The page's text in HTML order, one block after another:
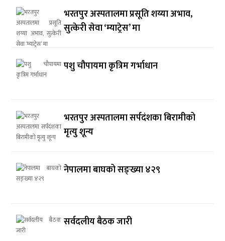
भरतपुर अस्पतालमा प्रसूति शय्या अभाव,
सुत्केरी सेवा ‘म्याट्रेस’ मा
पशु चौपायमा कृत्रिम गर्भाधान
भरतपुर अस्पतालमा सर्पदंशका बिरामीको
मृत्यु शून्य
नेपालमा बाघको सङ्ख्या ४२९
सर्वदलीय बैठक जारी